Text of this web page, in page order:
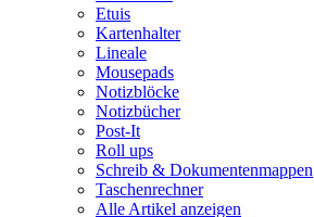
Etuis
Kartenhalter
Lineale
Mousepads
Notizblöcke
Notizbücher
Post-It
Roll ups
Schreib & Dokumentenmappen
Taschenrechner
Alle Artikel anzeigen